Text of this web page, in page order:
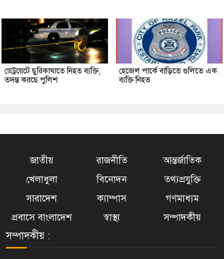
ডেট্রয়েটে ছুরিকাঘাতে নিহত ব্যক্তি,
তদন্ত করছে পুলিশ
হেজেল পার্কে বাড়িতে গুলিতে এক
ব্যক্তি নিহত
জাতীয় রাজনীতি
আন্তর্জাতিক
খেলাধুলা
বিনোদন
তথ্যপ্রযুক্তি
সারাদেশ
ক্যাম্পাস
গণমাধ্যম
প্রবাসে বাংলাদেশ
স্বাস্থ্য সম্পাদকীয়
সম্পাদকীয় :